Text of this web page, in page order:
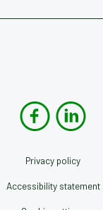
Privacy policy
Accessibility statement